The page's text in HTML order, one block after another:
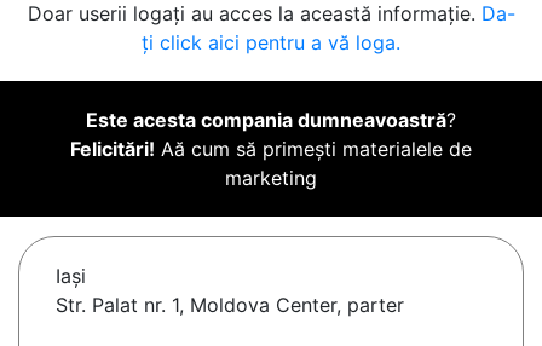
Doar userii logați au acces la această informație. Da-
ți click aici pentru a vă loga.
Este acesta compania dumneavoastră?
Felicitări! Aă cum să primești materialele de
marketing
Iaşi
Str. Palat nr. 1, Moldova Center, parter